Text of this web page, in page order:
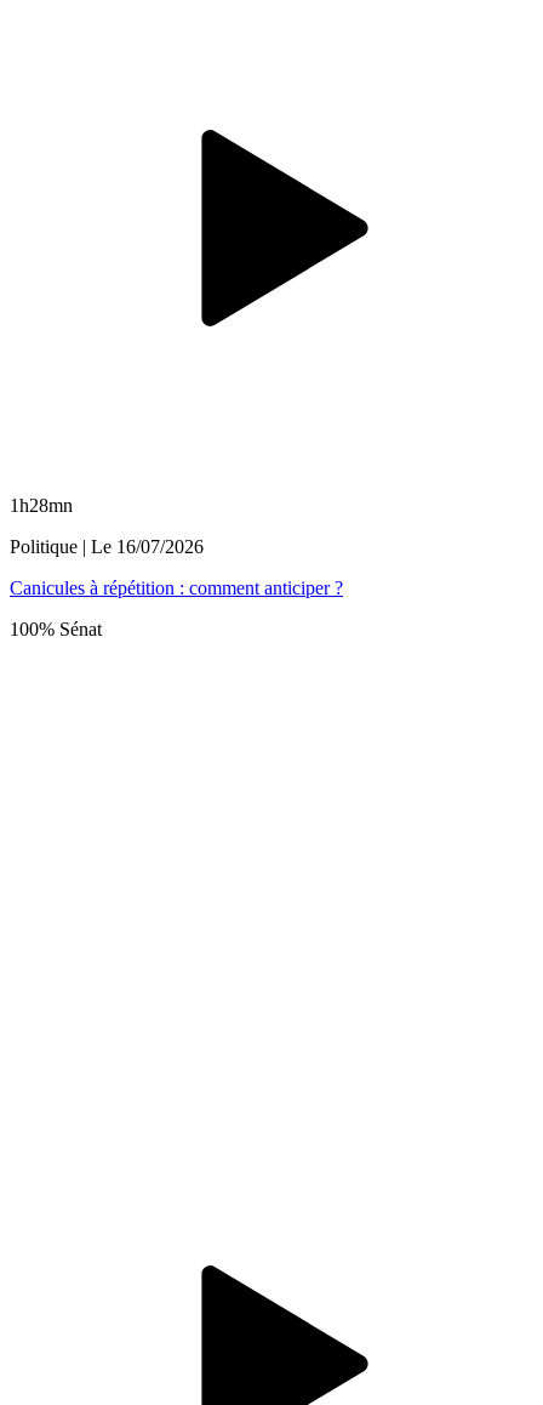
1h28mn
Politique | Le 16/07/2026
Canicules à répétition : comment anticiper ?
100% Sénat